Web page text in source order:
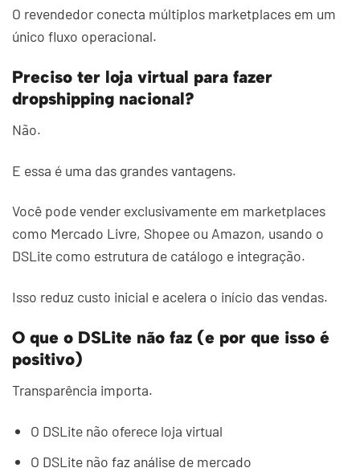
O revendedor conecta múltiplos marketplaces em um
único fluxo operacional.
Preciso ter loja virtual para fazer
dropshipping nacional?
Não.
E essa é uma das grandes vantagens.
Você pode vender exclusivamente em marketplaces
como Mercado Livre, Shopee ou Amazon, usando o
DSLite como estrutura de catálogo e integração.
Isso reduz custo inicial e acelera o início das vendas.
O que o DSLite não faz (e por que isso é
positivo)
Transparência importa.
O DSLite não oferece loja virtual
O DSLite não faz análise de mercado